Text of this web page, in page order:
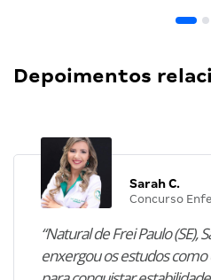
Depoimentos
Sarah C.
Concurso
“Natural de Frei Paulo (SE),
enxergou os estudos